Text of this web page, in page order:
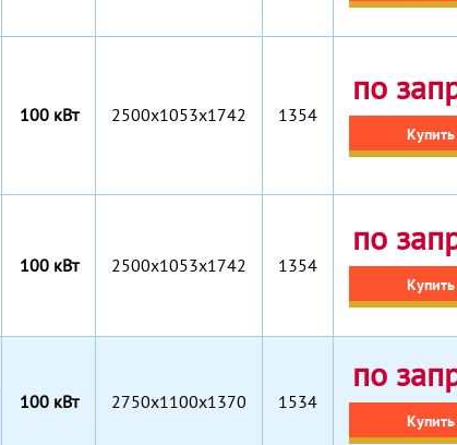
100 кВт 2500x1053x1742 1354
по
Купить
100 кВт 2500x1053x1742 1354
по
Купить
100 кВт 2750x1100x1370 1534
по
Купить